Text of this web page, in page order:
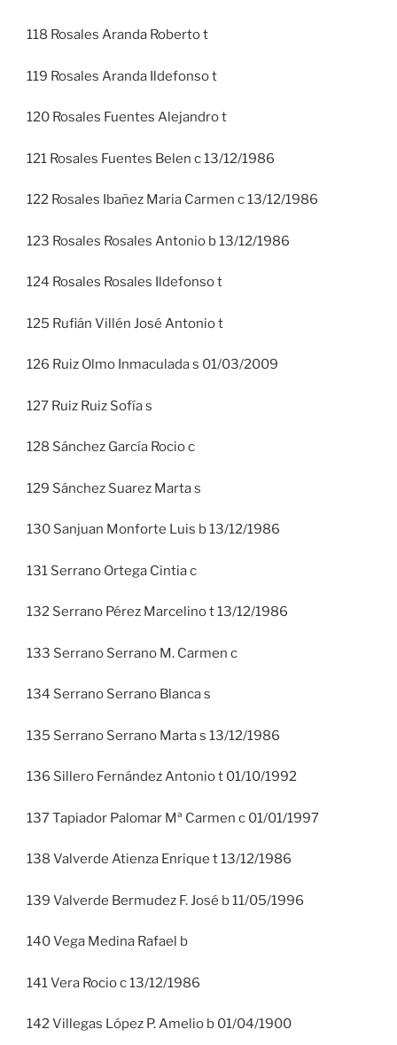
118 Rosales Aranda Roberto t
119 Rosales Aranda Ildefonso t
120 Rosales Fuentes Alejandro t
121 Rosales Fuentes Belen c 13/12/1986
122 Rosales Ibañez Maria Carmen c 13/12/1986
123 Rosales Rosales Antonio b 13/12/1986
124 Rosales Rosales Ildefonso t
125 Rufián Villén José Antonio t
126 Ruiz Olmo Inmaculada s 01/03/2009
127 Ruiz Ruiz Sofía s
128 Sánchez García Rocio c
129 Sánchez Suarez Marta s
130 Sanjuan Monforte Luis b 13/12/1986
131 Serrano Ortega Cintia c
132 Serrano Pérez Marcelino t 13/12/1986
133 Serrano Serrano M. Carmen c
134 Serrano Serrano Blanca s
135 Serrano Serrano Marta s 13/12/1986
136 Sillero Fernández Antonio t 01/10/1992
137 Tapiador Palomar Mª Carmen c 01/01/1997
138 Valverde Atienza Enrique t 13/12/1986
139 Valverde Bermudez F. José b 11/05/1996
140 Vega Medina Rafael b
141 Vera Rocio c 13/12/1986
142 Villegas López P. Amelio b 01/04/1900